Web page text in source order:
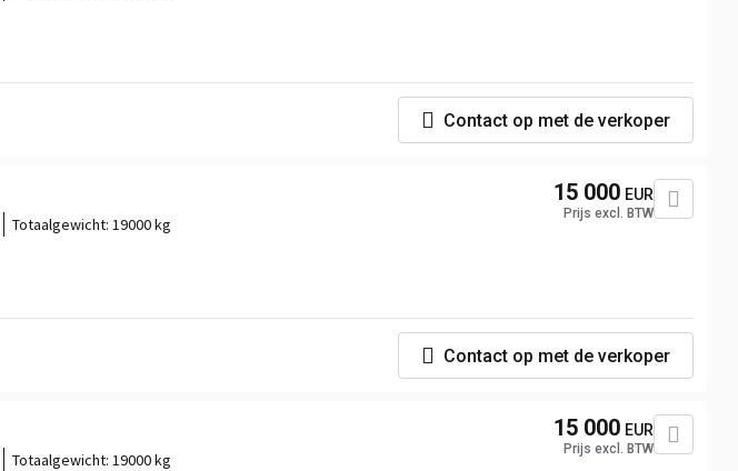
Contact op met de verkoper
Totaalgewicht: 19000 kg
15 000 EUR
Prijs excl. BTW
Contact op met de verkoper
Totaalgewicht: 19000 kg
15 000 EUR
Prijs excl. BTW